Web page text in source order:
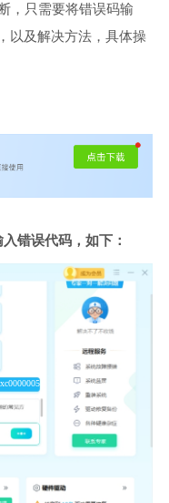
，只需要将错误码输
以及解决方法，具体操
错误代码，如下：